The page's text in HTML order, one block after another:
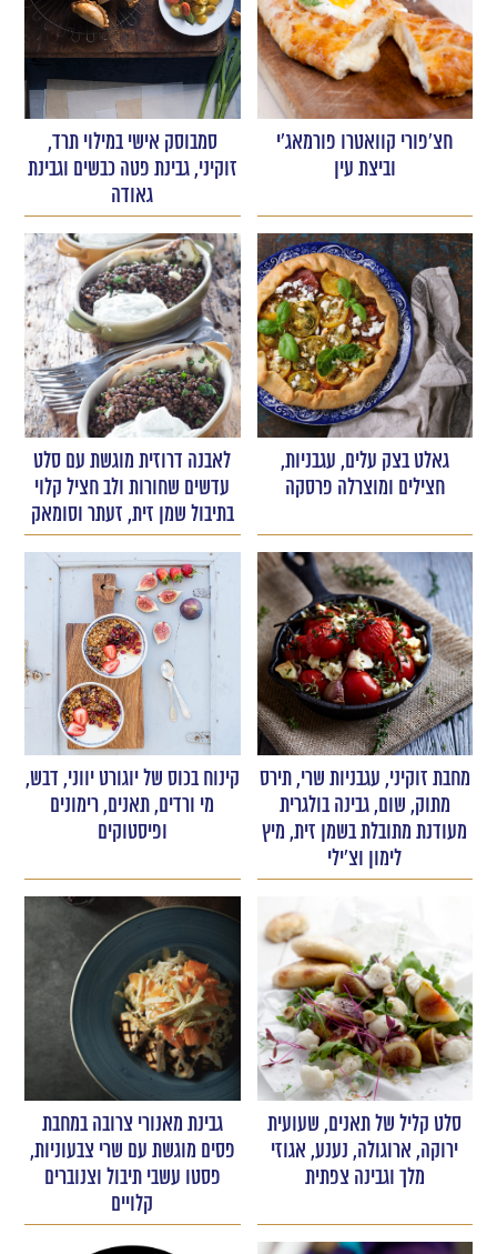
חצ'פורי קוואטרו פורמאג'י
וביצת עין
סמבוסק אישי במילוי תרד,
זוקיני, גבינת פטה כבשים וגבינת
גאודה
גאלט בצק עלים, עגבניות,
חצילים ומוצרלה פרסקה
לאבנה דרוזית מוגשת עם סלט
עדשים שחורות ולב חציל קלוי
בתיבול שמן זית, זעתר וסומאק
מחבת זוקיני, עגבניות שרי, תירס
מתוק, שום, גבינה בולגרית
מעודנת מתובלת בשמן זית, מיץ
לימון וצ'ילי
קינוח בכוס של יוגורט יווני, דבש,
מי ורדים, תאנים, רימונים
ופיסטוקים
סלט קליל של תאנים, שעועית
ירוקה, ארוגולה, נענע, אגוזי
מלך וגבינה צפתית
גבינת מאנורי צרובה במחבת
פסים מוגשת עם שרי צבעוניות,
פסטו עשבי תיבול וצנוברים
קלויים